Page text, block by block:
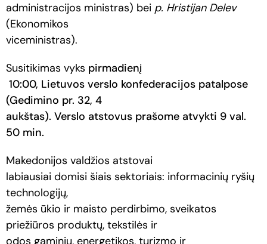
administracijos ministras) bei p. Hristijan Delev
(Ekonomikos
viceministras).
Susitikimas vyks pirmadienį
10:00, Lietuvos verslo konfederacijos patalpose
(Gedimino pr. 32, 4
aukštas). Verslo atstovus prašome atvykti 9 val.
50 min.
Makedonijos valdžios atstovai
labiausiai domisi šiais sektoriais: informacinių ryšių
technologijų,
žemės ūkio ir maisto perdirbimo, sveikatos
priežiūros produktų, tekstilės ir
odos gaminių, energetikos, turizmo ir